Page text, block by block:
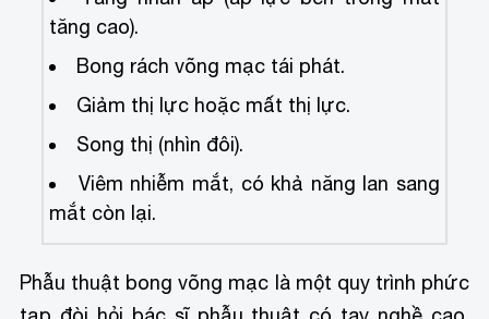
tăng cao).
Bong rách võng mạc tái phát.
Giảm thị lực hoặc mất thị lực.
Song thị (nhìn đôi).
Viêm nhiễm mắt, có khả năng lan sang
mắt còn lại.
Phẫu thuật bong võng mạc là một quy trình phức